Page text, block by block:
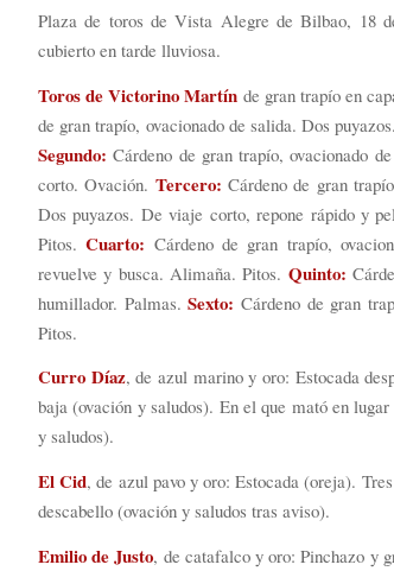
Plaza de toros de Vista Alegre de Bilbao, 18
cubierto en tarde lluviosa.
Toros de Victorino Martín de gran trapío en
de gran trapío, ovacionado de salida. Dos
Segundo: Cárdeno de gran trapío, ovacionado
corto. Ovación. Tercero:Cárdeno de gran
Dos puyazos. De viaje corto, repone rápido y
Pitos.Cuarto: Cárdeno de gran trapío,
revuelve y busca. Alimaña. Pitos. Quinto:
humillador. Palmas.Sexto: Cárdeno de gran
Pitos.
Curro Díaz, de azul marino y oro: Estocada
baja (ovación y saludos). En el que mató en
y saludos).
El Cid, de azul pavo y oro: Estocada (oreja).
descabello (ovación y saludos tras aviso).
Emilio de Justo, de catafalco y oro: Pinchazo y